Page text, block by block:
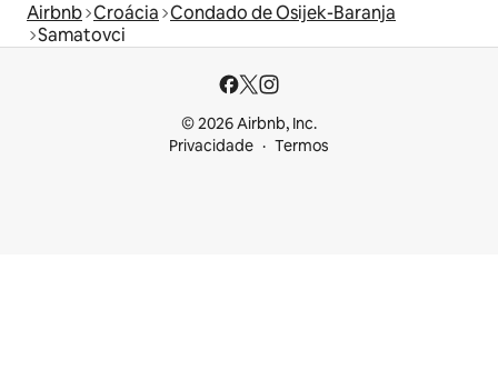
Airbnb Croácia Condado de Osijek-Baranja
Samatovci
© 2026 Airbnb, Inc.
Privacidade
Termos